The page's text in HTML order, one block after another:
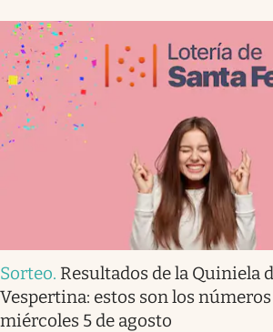
Sorteo. Resultados de la Quiniela
Vespertina: estos son los
miércoles 5 de agosto